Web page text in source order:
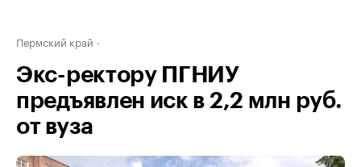
Пермский край
Экс-ректору ПГНИУ
предъявлен иск в 2,2 млн руб.
от вуза